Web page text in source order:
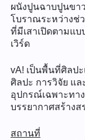
ผนังปูนฉาบปูนขา
โบราณระหว่างช่
ที่มีเสาเปิดตามแ
เวิร์ด
vA! เป็นพื้นที่ศิลป
ศิลปะ การวิจัย แ
อุปกรณ์เฉพาะทา
บรรยากาศสร้าง
สถานที่